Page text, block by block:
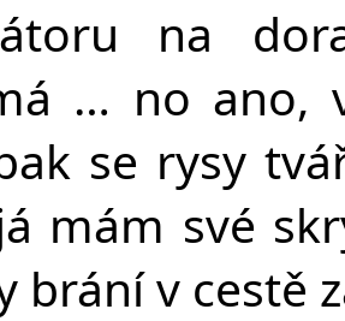
na
… no ano,
se rysy
mám své
brání v cestě